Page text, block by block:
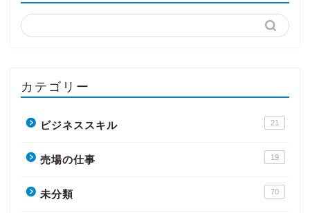
カテゴリー
ビジネススキル 21
売場の仕事 19
未分類 70